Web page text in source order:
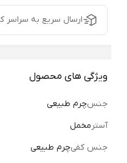
ارسال سریع به سراسر کشور
ویژگی های محصول
جنسچرم طبیعی
آسترمخمل
جنس کفی چرم طبیعی